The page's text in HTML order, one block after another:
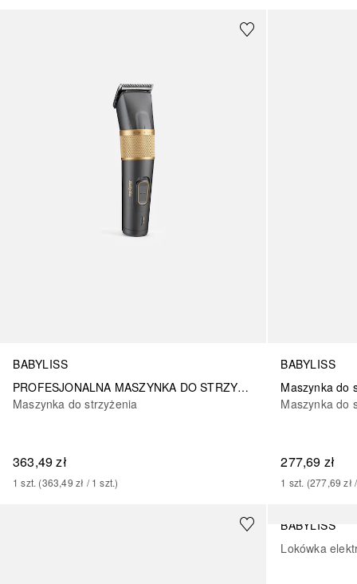
BABYLISS
PROFESJONALNA MASZYNKA DO STRZYŻENIA WŁOSÓW GRAFIT PRECISION
Maszynka do strzyżenia
363,49 zł
1 szt. (363,49 zł / 1 szt.)
BABYLISS
Maszynka do
277,69 zł
1 szt. (277,69 zł
BABYLISS
Lokówka